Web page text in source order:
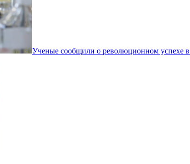
Ученые сообщили о революционном успехе